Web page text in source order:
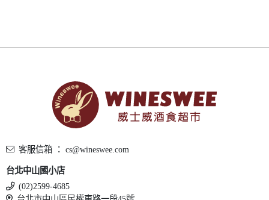
客服信箱 ： cs@wineswee.com
台北中山國小店
(02)2599-4685